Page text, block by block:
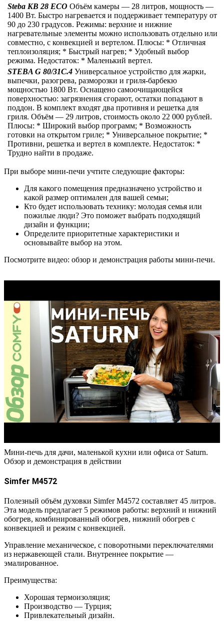
Steba KB 28 ECO Объём камеры — 28 литров, мощность —
1400 Вт. Быстро нагревается и поддерживает температуру от
90 до 230 градусов. Режимы: верхние и нижние
нагревательные элементы можно использовать отдельно или
совместно, с конвекцией и вертелом. Плюсы: * Отличная
теплоизоляция; * Быстрый нагрев; * Удобный выбор
режима. Недостаток: * Маленький вертел.
STEBA G 80/31C.4 Универсальное устройство для жарки,
выпечки, разогрева, разморозки и гриля-барбекю
мощностью 1800 Вт. Оснащено самоочищающейся
поверхностью: загрязнения сгорают, остатки попадают в
поддон. В комплект входят два противня и решетка для
гриля. Объём — 29 литров, стоимость около 22 000 рублей.
Плюсы: * Широкий выбор программ; * Возможность
готовки на открытом гриле; * Универсальное покрытие; *
Противни, решетка и вертел в комплекте. Недостаток: *
Трудно найти в продаже.
При выборе мини-печи учтите следующие факторы:
Для какого помещения предназначено устройство и
какой размер оптимален для вашей семьи;
Кто будет использовать технику: молодая семья или
пожилые люди? Это поможет выбрать подходящий
дизайн и функции;
Определите приоритетные характеристики и
основывайте выбор на этом.
Посмотрите видео: обзор и демонстрация работы мини-печи.
Мини-печь для дачи, маленькой кухни или офиса от Saturn.
Обзор и демонстрация в действии
Simfer M4572
Полезный объём духовки Simfer M4572 составляет 45 литров.
Эта модель предлагает 5 режимов работы: верхний и нижний
обогрев, комбинированный обогрев, нижний обогрев с
конвекцией и режим с конвекцией.
Управление механическое, с поворотными переключателями
из нержавеющей стали. Внутреннее покрытие —
эмалированное.
Преимущества:
Хорошая термоизоляция;
Производство — Турция;
Привлекательный дизайн.